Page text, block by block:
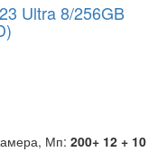
Ultra 8/256GB
Мп: 200+ 12 + 10